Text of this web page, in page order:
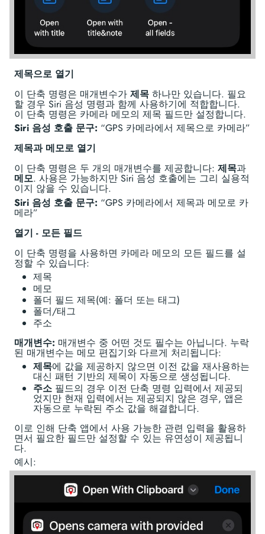
제목으로 열기
이 단축 명령은 매개변수가 제목 하나만 있습니다. 필요
할 경우 Siri 음성 명령과 함께 사용하기에 적합합니다.
이 단축 명령은 카메라 메모의 제목 필드만 설정합니다.
Siri 음성 호출 문구: “GPS 카메라에서 제목으로 카메라”
제목과 메모로 열기
이 단축 명령은 두 개의 매개변수를 제공합니다: 제목과
메모. 사용은 가능하지만 Siri 음성 호출에는 그리 실용적
이지 않을 수 있습니다.
Siri 음성 호출 문구: “GPS 카메라에서 제목과 메모로 카
메라”
열기 - 모든 필드
이 단축 명령을 사용하면 카메라 메모의 모든 필드를 설
정할 수 있습니다:
제목
메모
폴더 필드 제목(예: 폴더 또는 태그)
폴더/태그
주소
매개변수: 매개변수 중 어떤 것도 필수는 아닙니다. 누락
된 매개변수는 메모 편집기와 다르게 처리됩니다:
제목에 값을 제공하지 않으면 이전 값을 재사용하는
대신 패턴 기반의 제목이 자동으로 생성됩니다.
주소 필드의 경우 이전 단축 명령 입력에서 제공되
었지만 현재 입력에서는 제공되지 않은 경우, 앱은
자동으로 누락된 주소 값을 해결합니다.
이로 인해 단축 앱에서 사용 가능한 관련 입력을 활용하
면서 필요한 필드만 설정할 수 있는 유연성이 제공됩니
다.
예시: